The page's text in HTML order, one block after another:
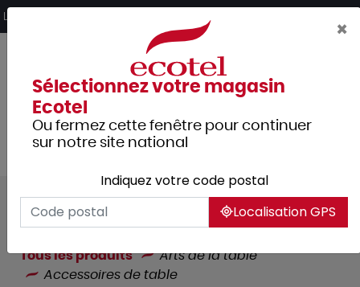
Livraison offerte dès 249€ HT d’achat et retrait 2h en magasin
Accessoires de table :1459
article(s)
Tous les produits
Arts de la table
Accessoires de table
×
Sélectionnez votre magasin
Ecotel
Ou fermez cette fenêtre pour continuer
sur notre site national
Indiquez votre code postal
Localisation GPS
Panneau de gestion des cookies